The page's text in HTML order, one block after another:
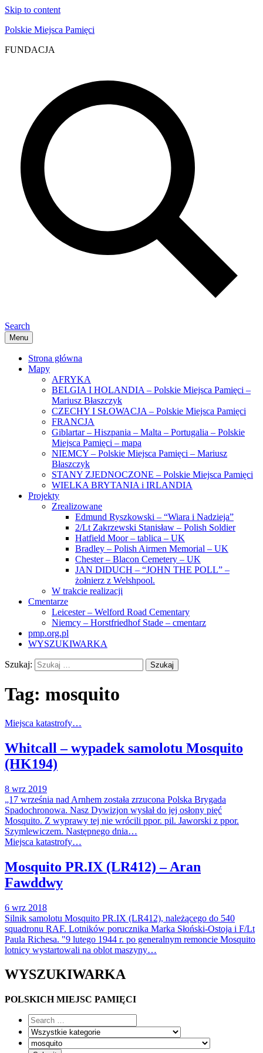
Skip to content
Polskie Miejsca Pamięci
FUNDACJA
Search
Menu
Strona główna
Mapy
AFRYKA
BELGIA I HOLANDIA – Polskie Miejsca Pamięci –
Mariusz Błaszczyk
CZECHY I SŁOWACJA – Polskie Miejsca Pamięci
FRANCJA
Giblartar – Hiszpania – Malta – Portugalia – Polskie
Miejsca Pamięci – mapa
NIEMCY – Polskie Miejsca Pamięci – Mariusz
Błaszczyk
STANY ZJEDNOCZONE – Polskie Miejsca Pamięci
WIELKA BRYTANIA i IRLANDIA
Projekty
Zrealizowane
Edmund Ryszkowski – “Wiara i Nadzieja”
2/Lt Zakrzewski Stanisław – Polish Soldier
Hatfield Moor – tablica – UK
Bradley – Polish Airmen Memorial – UK
Chester – Blacon Cemetery – UK
JAN DIDUCH – “JOHN THE POLL” –
żołnierz z Welshpool.
W trakcie realizacji
Cmentarze
Leicester – Welford Road Cementary
Niemcy – Horstfriedhof Stade – cmentarz
pmp.org.pl
WYSZUKIWARKA
Szukaj:
Tag: mosquito
Miejsca katastrofy…
Whitcall – wypadek samolotu Mosquito
(HK194)
8 wrz 2019
„17 września nad Arnhem została zrzucona Polska Brygada
Spadochronowa. Nasz Dywizjon wysłał do jej osłony pięć
Mosquito. Z wyprawy tej nie wrócili ppor. pil. Jaworski z ppor.
Szymlewiczem. Następnego dnia…
Miejsca katastrofy…
Mosquito PR.IX (LR412) – Aran
Fawddwy
6 wrz 2018
Silnik samolotu Mosquito PR.IX (LR412), należącego do 540
squadronu RAF. Lotników porucznika Marka Słoński-Ostoja i F/Lt
Paula Richesa. "9 lutego 1944 r. po generalnym remoncie Mosquito
lotnicy wystartowali na oblot maszyny…
WYSZUKIWARKA
POLSKICH MIEJSC PAMIĘCI